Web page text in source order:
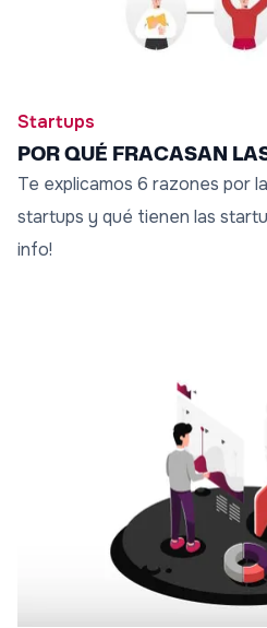
Startups
POR QUÉ FRACASAN
Te explicamos 6 razones por
startups y qué tienen las
info!